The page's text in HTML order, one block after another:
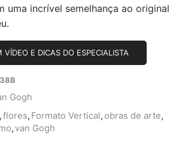
uma incrível semelhança ao original
E DICAS DO ESPECIALISTA
Gogh
,flores, Formato Vertical, obras de arte,
,van Gogh